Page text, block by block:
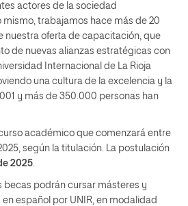
actores de la sociedad
mismo, trabajamos hace más de 20
nuestra oferta de capacitación, que
de nuevas alianzas estratégicas con
Internacional de La Rioja
una cultura de la excelencia y la
y más de 350.000 personas han
académico que comenzará entre
según la titulación. La postulación
2025.
becas podrán cursar másteres y
español por UNIR, en modalidad